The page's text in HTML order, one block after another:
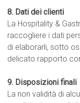
8. Dati dei clienti
La Hospitality &
raccogliere i dati
di elaborarli, sotto
delicato rapporto
9. Disposizioni finali
La non validità di